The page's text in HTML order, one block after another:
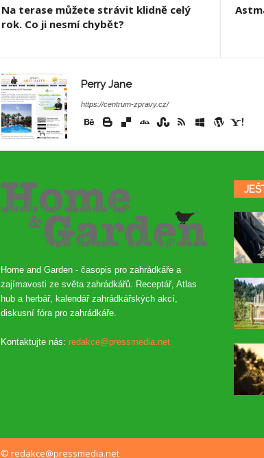
Na terase můžete strávit klidně celý
rok. Co ji nesmí chybět?
Perry Jane
https://centrum-zpravy.cz/
Home and Garden - časopis pro zahrádkáře a
zajímavosti ze světa zahrádkářů. Receptář, Atlas
hub a herbář, kalendář zahrádkářských akcí,
diskusní fóra pro zahrádkáře.
Kontaktujte nás: redakce@pressmedia.net
© redakce@pressmedia.net